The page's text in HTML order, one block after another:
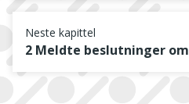
Neste kapittel